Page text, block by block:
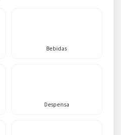
Bebidas
Despensa